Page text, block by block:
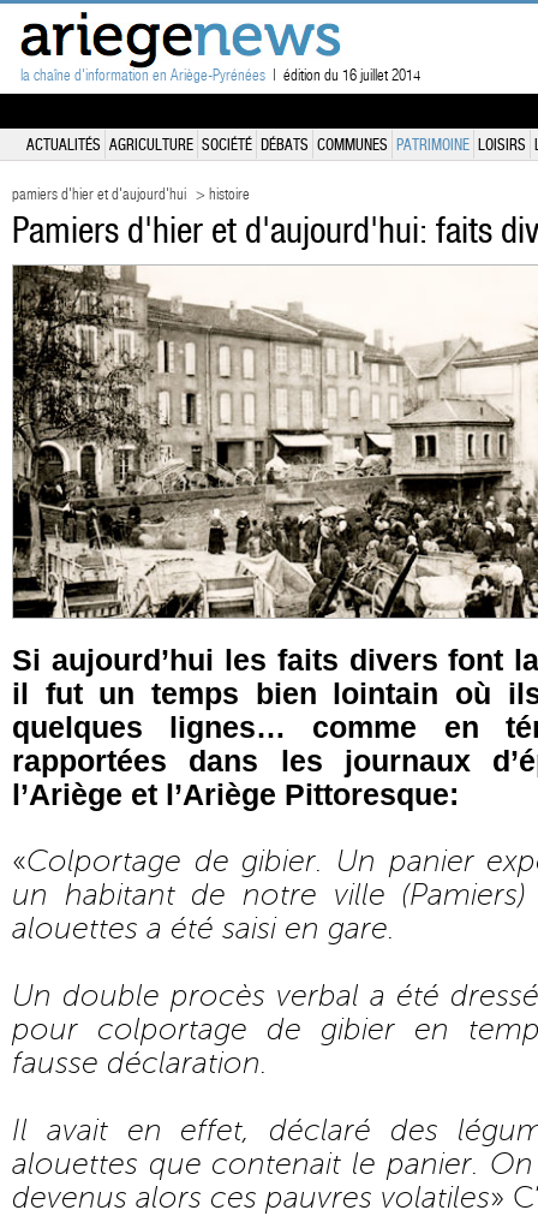
la chaîne d'information en Ariège-Pyrénées | édition du 16 juillet 2014
ACTUALITÉS AGRICULTURE SOCIÉTÉ DÉBATS COMMUNES PATRIMOINE LOISIRS
pamiers d'hier et d'aujourd'hui > histoire
Pamiers d'hier et d'aujourd'hui: faits
Si aujourd’hui les faits divers font
il fut un temps bien lointain où ils
quelques lignes… comme en
rapportées dans les journaux
l’Ariège et l’Ariège Pittoresque:
«Colportage de gibier. Un panier
un habitant de notre ville
alouettes a été saisi en gare.
Un double procès verbal a été
pour colportage de gibier en
fausse déclaration.
Il avait en effet, déclaré des
alouettes que contenait le panier.
devenus alors ces pauvres volatiles»